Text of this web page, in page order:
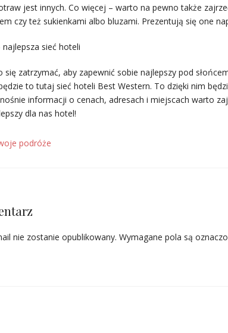
jest innych. Co więcej – warto na pewno także
czy też sukienkami albo bluzami. Prezentują się one
sieć hoteli
się zatrzymać, aby zapewnić sobie najlepszy pod
to tutaj sieć hoteli Best Western. To dzięki nim
informacji o cenach, adresach i miejscach warto
dla nas hotel!
podróże
nie zostanie opublikowany. Wymagane pola są